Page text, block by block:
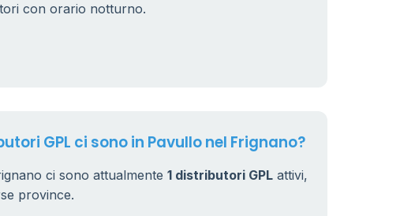
con orario notturno.
GPL ci sono in Pavullo nel Frignano?
ci sono attualmente 1 distributori GPL attivi,
province.